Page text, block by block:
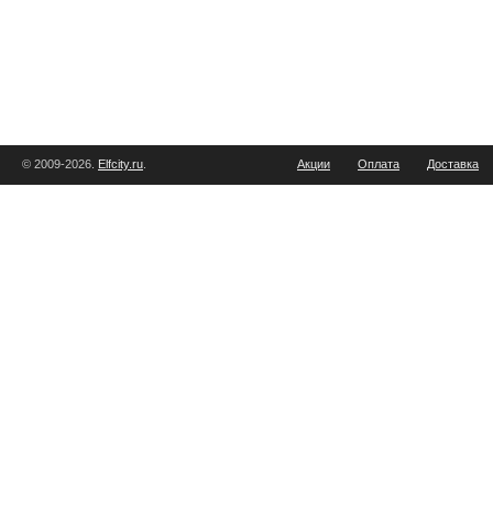
© 2009-2026. Elfcity.ru Акции Оплата Доставка